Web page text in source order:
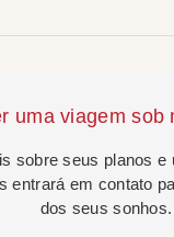
uma viagem sob
sobre seus planos e
entrará em contato
dos seus sonhos.